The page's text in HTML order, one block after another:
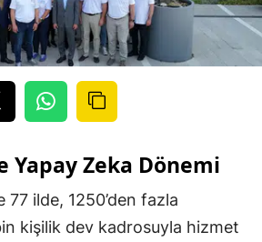
Yapay Zeka Dönemi
ilde, 1250’den fazla
kişilik dev kadrosuyla hizmet